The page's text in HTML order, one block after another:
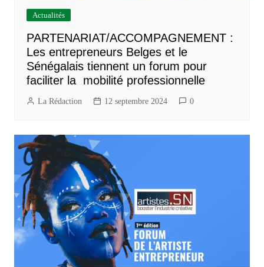
Actualités
PARTENARIAT/ACCOMPAGNEMENT :
Les entrepreneurs Belges et le
Sénégalais tiennent un forum pour
faciliter la mobilité professionnelle
La Rédaction 12 septembre 2024 0